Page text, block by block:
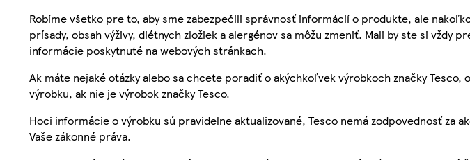
Robíme všetko pre to, aby sme zabezpečili správnosť informácií o produkte, ale
prísady, obsah výživy, diétnych zložiek a alergénov sa môžu zmeniť. Mali by ste si vždy
informácie poskytnuté na webových stránkach.
Ak máte nejaké otázky alebo sa chcete poradiť o akýchkoľvek výrobkoch značky Tesco,
výrobku, ak nie je výrobok značky Tesco.
Hoci informácie o výrobku sú pravidelne aktualizované, Tesco nemá zodpovednosť za
Vaše zákonné práva.